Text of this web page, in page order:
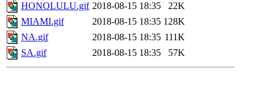
HONOLULU.gif 2018-08-15 18:35
22K
MIAMI.gif
2018-08-15 18:35 128K
NA.gif
2018-08-15 18:35 111K
SA.gif
2018-08-15 18:35 57K